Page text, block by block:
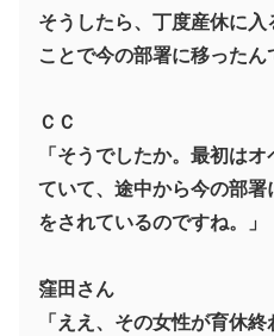
そうしたら、丁度産休に
ことで今の部署に移ったん
ＣＣ
「そうでしたか。最初は
ていて、途中から今の部
をされているのですね。」
窪田さん
「ええ、その女性が育休